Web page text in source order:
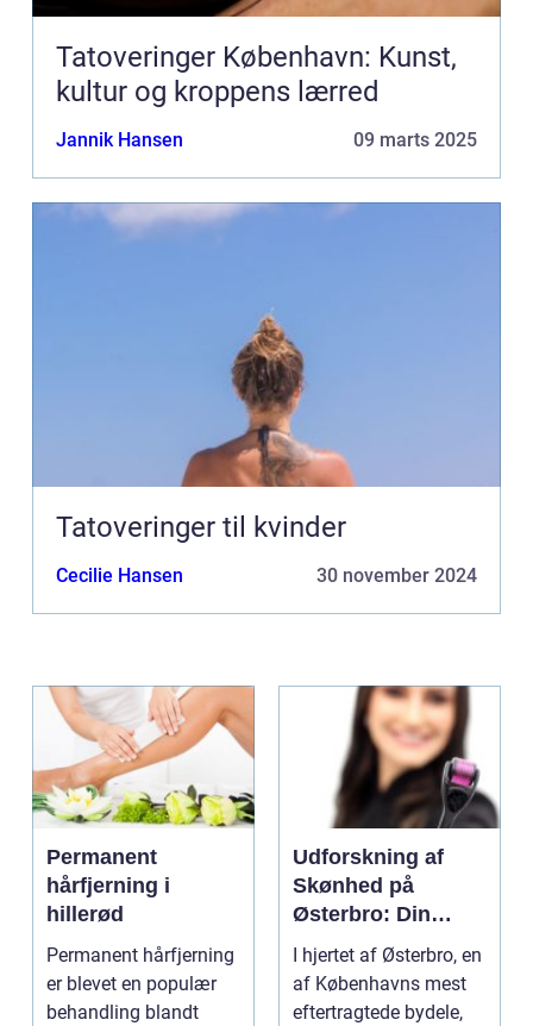
Tatoveringer København: Kunst,
kultur og kroppens lærred
Jannik Hansen 09 marts 2025
Tatoveringer til kvinder
Cecilie Hansen 30 november 2024
Permanent
hårfjerning i
hillerød
Permanent hårfjerning
er blevet en populær
behandling blandt
Udforskning af
Skønhed på
Østerbro: Din
Destination for
Æstetiske
Behandlinger
I hjertet af Østerbro, en
af Københavns mest
eftertragtede bydele,